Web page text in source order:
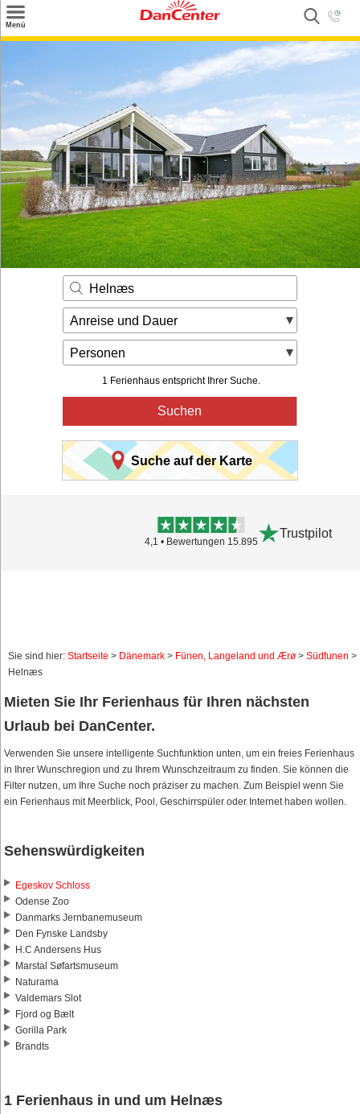
Menü
Weitere Urlaubsziele
Angebote
Inspiration
Kontakt
Gut zu wissen
Login
Helnæs
Anreise und Dauer
Personen
1 Ferienhaus entspricht Ihrer Suche.
Suchen
Suche auf der Karte
4,1 • Bewertungen 15.895
Trustpilot
Sie sind hier: Startseite > Dänemark > Fünen, Langeland und Ærø > Südfunen >
Helnæs
Mieten Sie Ihr Ferienhaus für Ihren nächsten
Urlaub bei DanCenter.
Verwenden Sie unsere intelligente Suchfunktion unten, um ein freies Ferienhaus
in Ihrer Wunschregion und zu Ihrem Wunschzeitraum zu finden. Sie können die
Filter nutzen, um Ihre Suche noch präziser zu machen. Zum Beispiel wenn Sie
ein Ferienhaus mit Meerblick, Pool, Geschirrspüler oder Internet haben wollen.
Sehenswürdigkeiten
Egeskov Schloss
Odense Zoo
Danmarks Jernbanemuseum
Den Fynske Landsby
H.C Andersens Hus
Marstal Søfartsmuseum
Naturama
Valdemars Slot
Fjord og Bælt
Gorilla Park
Brandts
1 Ferienhaus in und um Helnæs